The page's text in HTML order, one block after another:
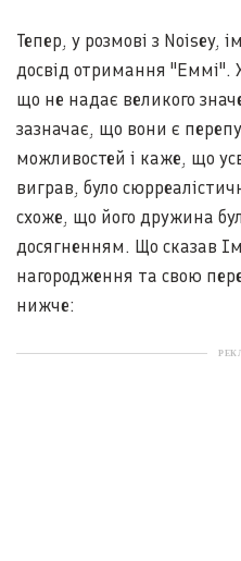
Тепер, у розмові з Noisey,
досвід отримання "Еммі".
що не надає великого
зазначає, що вони є
можливостей і каже, що
виграв, було
схоже, що його дружина
досягненням. Що сказав
нагородження та свою
нижче: